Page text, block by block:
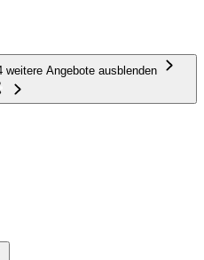
weitere Angebote ausblenden